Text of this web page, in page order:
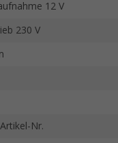
12 V
230 V
Nr.